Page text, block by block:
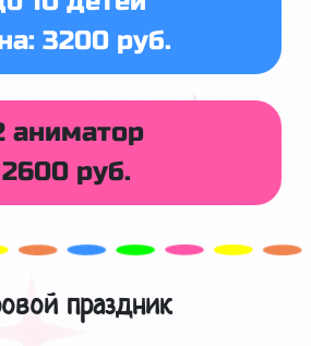
3200 руб.
аниматор
2600 руб.
праздник